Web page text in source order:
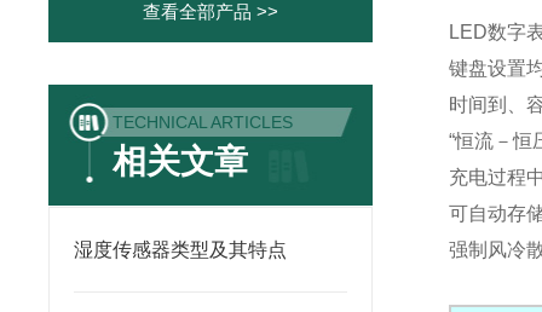
查看全部产品 >>
TECHNICAL ARTICLES
相关文章
湿度传感器类型及其特点
LED数字
键盘设置
时间到、
“恒流－恒
充电过程
可自动存
强制风冷